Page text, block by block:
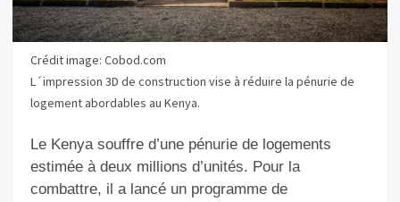
Crédit image: Cobod.com
L´impression 3D de construction vise à réduire la pénurie de
logement abordables au Kenya.
Le Kenya souffre d’une pénurie de logements
estimée à deux millions d’unités. Pour la
combattre, il a lancé un programme de